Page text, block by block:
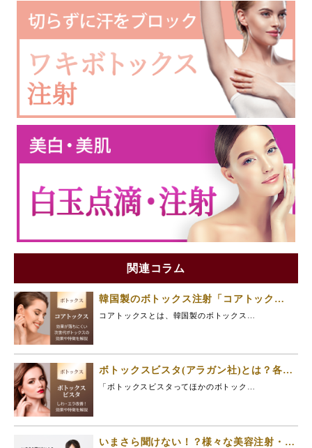
関連コラム
韓国製のボトックス注射「コアトック
ス」。効果が長期間持続、副作用のリスク
コアトックスとは、韓国製のボトックス…
ボトックスビスタ(アラガン社)とは？各社
ボトックス製剤との比較も
「ボトックスビスタってほかのボトック…
いまさら聞けない！？様々な美容注射・点